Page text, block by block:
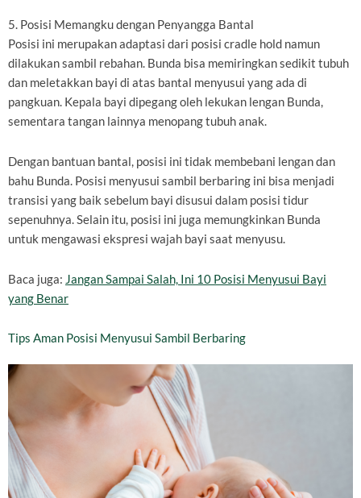
5. Posisi Memangku dengan Penyangga Bantal
Posisi ini merupakan adaptasi dari posisi cradle hold namun
dilakukan sambil rebahan. Bunda bisa memiringkan sedikit tubuh
dan meletakkan bayi di atas bantal menyusui yang ada di
pangkuan. Kepala bayi dipegang oleh lekukan lengan Bunda,
sementara tangan lainnya menopang tubuh anak.
Dengan bantuan bantal, posisi ini tidak membebani lengan dan
bahu Bunda. Posisi menyusui sambil berbaring ini bisa menjadi
transisi yang baik sebelum bayi disusui dalam posisi tidur
sepenuhnya. Selain itu, posisi ini juga memungkinkan Bunda
untuk mengawasi ekspresi wajah bayi saat menyusu.
Baca juga: Jangan Sampai Salah, Ini 10 Posisi Menyusui Bayi
yang Benar
Tips Aman Posisi Menyusui Sambil Berbaring